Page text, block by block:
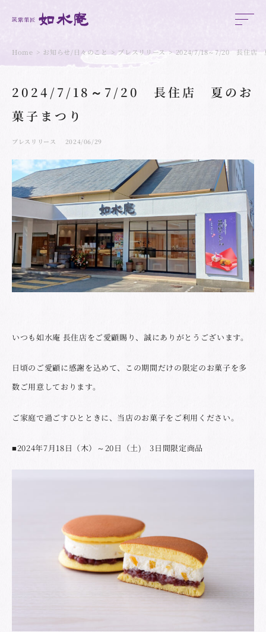
Home お知らせ/日々のこと プレスリリース 2024/7/18～7/20 長住店
2024/7/18～7/20 長住店 夏のお
菓子まつり
プレスリリース 2024/06/29
いつも如水庵 長住店をご愛顧賜り、誠にありがとうございます。
日頃のご愛顧に感謝を込めて、この期間だけの限定のお菓子を多
数ご用意しております。
ご家庭で過ごすひとときに、当店のお菓子をご利用ください。
■2024年7月18日（木）～20日（土) 3日間限定商品